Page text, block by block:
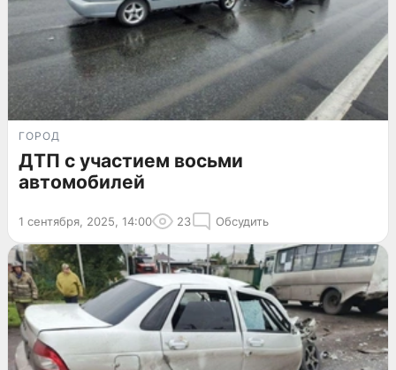
ГОРОД
ДТП с участием восьми
автомобилей
1 сентября, 2025, 14:00 23 Обсудить